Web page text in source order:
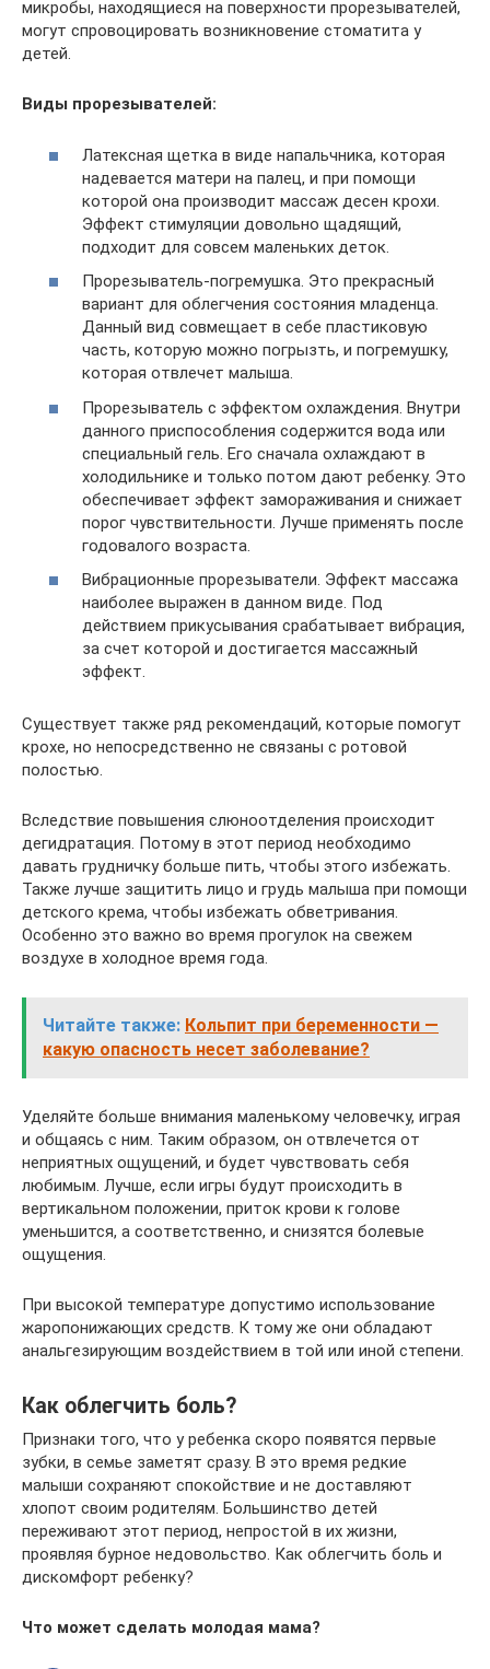
микробы, находящиеся на поверхности прорезывателей,
могут спровоцировать возникновение стоматита у
детей.
Виды прорезывателей:
Латексная щетка в виде напальчника, которая
надевается матери на палец, и при помощи
которой она производит массаж десен крохи.
Эффект стимуляции довольно щадящий,
подходит для совсем маленьких деток.
Прорезыватель-погремушка. Это прекрасный
вариант для облегчения состояния младенца.
Данный вид совмещает в себе пластиковую
часть, которую можно погрызть, и погремушку,
которая отвлечет малыша.
Прорезыватель с эффектом охлаждения. Внутри
данного приспособления содержится вода или
специальный гель. Его сначала охлаждают в
холодильнике и только потом дают ребенку. Это
обеспечивает эффект замораживания и снижает
порог чувствительности. Лучше применять после
годовалого возраста.
Вибрационные прорезыватели. Эффект массажа
наиболее выражен в данном виде. Под
действием прикусывания срабатывает вибрация,
за счет которой и достигается массажный
эффект.
Существует также ряд рекомендаций, которые помогут
крохе, но непосредственно не связаны с ротовой
полостью.
Вследствие повышения слюноотделения происходит
дегидратация. Потому в этот период необходимо
давать грудничку больше пить, чтобы этого избежать.
Также лучше защитить лицо и грудь малыша при помощи
детского крема, чтобы избежать обветривания.
Особенно это важно во время прогулок на свежем
воздухе в холодное время года.
Читайте также: Кольпит при беременности —
какую опасность несет заболевание?
Уделяйте больше внимания маленькому человечку, играя
и общаясь с ним. Таким образом, он отвлечется от
неприятных ощущений, и будет чувствовать себя
любимым. Лучше, если игры будут происходить в
вертикальном положении, приток крови к голове
уменьшится, а соответственно, и снизятся болевые
ощущения.
При высокой температуре допустимо использование
жаропонижающих средств. К тому же они обладают
анальгезирующим воздействием в той или иной степени.
Как облегчить боль?
Признаки того, что у ребенка скоро появятся первые
зубки, в семье заметят сразу. В это время редкие
малыши сохраняют спокойствие и не доставляют
хлопот своим родителям. Большинство детей
переживают этот период, непростой в их жизни,
проявляя бурное недовольство. Как облегчить боль и
дискомфорт ребенку?
Что может сделать молодая мама?